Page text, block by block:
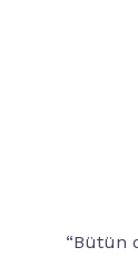
“Bütün